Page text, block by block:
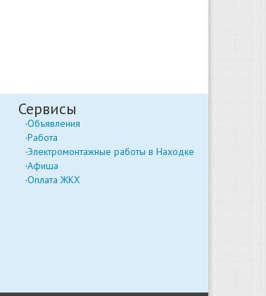
Сервисы
Объявления
Работа
Электромонтажные работы в Находке
Афиша
Оплата ЖКХ